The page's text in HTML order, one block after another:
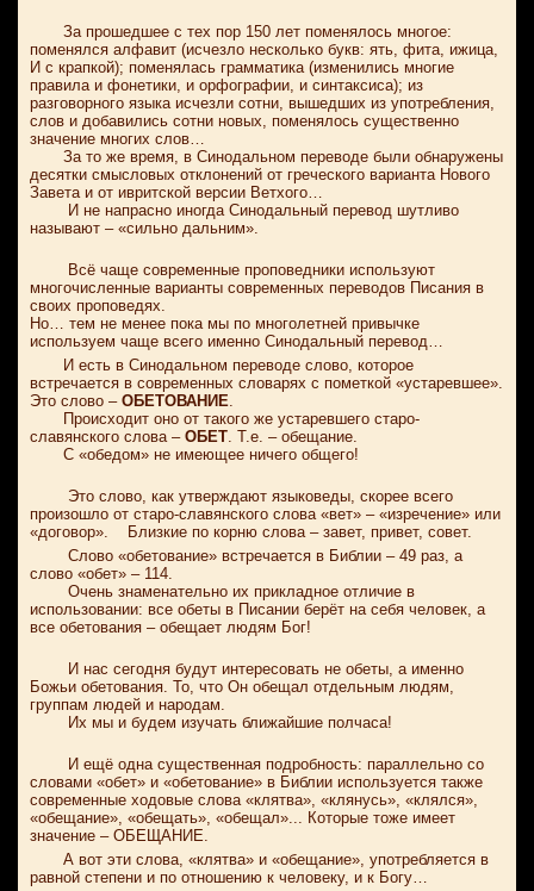
За прошедшее с тех пор 150 лет поменялось многое:
поменялся алфавит (исчезло несколько букв: ять, фита, ижица,
И с крапкой); поменялась грамматика (изменились многие
правила и фонетики, и орфографии, и синтаксиса); из
разговорного языка исчезли сотни, вышедших из употребления,
слов и добавились сотни новых, поменялось существенно
значение многих слов…
За то же время, в Синодальном переводе были обнаружены
десятки смысловых отклонений от греческого варианта Нового
Завета и от ивритской версии Ветхого…
И не напрасно иногда Синодальный перевод шутливо
называют – «сильно дальним».
Всё чаще современные проповедники используют
многочисленные варианты современных переводов Писания в
своих проповедях.
Но… тем не менее пока мы по многолетней привычке
используем чаще всего именно Синодальный перевод…
И есть в Синодальном переводе слово, которое
встречается в современных словарях с пометкой «устаревшее».
Это слово – ОБЕТОВАНИЕ.
Происходит оно от такого же устаревшего старо-
славянского слова – ОБЕТ. Т.е. – обещание.
С «обедом» не имеющее ничего общего!
Это слово, как утверждают языковеды, скорее всего
произошло от старо-славянского слова «вет» – «изречение» или
«договор». Близкие по корню слова – завет, привет, совет.
Слово «обетование» встречается в Библии – 49 раз, а
слово «обет» – 114.
Очень знаменательно их прикладное отличие в
использовании: все обеты в Писании берёт на себя человек, а
все обетования – обещает людям Бог!
И нас сегодня будут интересовать не обеты, а именно
Божьи обетования. То, что Он обещал отдельным людям,
группам людей и народам.
Их мы и будем изучать ближайшие полчаса!
И ещё одна существенная подробность: параллельно со
словами «обет» и «обетование» в Библии используется также
современные ходовые слова «клятва», «клянусь», «клялся»,
«обещание», «обещать», «обещал»... Которые тоже имеет
значение – ОБЕЩАНИЕ.
А вот эти слова, «клятва» и «обещание», употребляется в
равной степени и по отношению к человеку, и к Богу…